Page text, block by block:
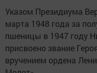
Указом Президиума
марта 1948 года за
пшеницы в 1947 году
присвоено звание
вручением ордена